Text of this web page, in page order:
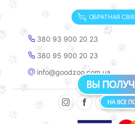
ОБРАТНАЯ
380 93 900 20 23
380 95 900 20 23
info@goodzoo.com.ua